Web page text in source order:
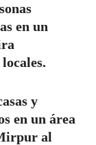
en un
y
en un área
al